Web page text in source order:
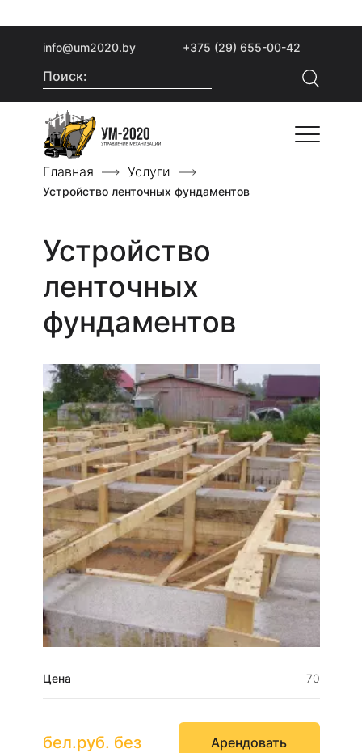
info@um2020.by +375 (29) 655-00-42
Поиск:
Главная Услуги
Устройство ленточных фундаментов
Устройство
ленточных
фундаментов
Цена 70
бел.руб. без
Арендовать